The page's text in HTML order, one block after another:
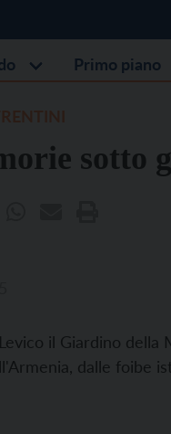
Primo piano
sotto
il Giardino
dalle foibe